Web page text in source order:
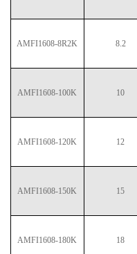
AMFI1608-8R2K 8.2
AMFI1608-100K 10
AMFI1608-120K 12
AMFI1608-150K 15
AMFI1608-180K 18